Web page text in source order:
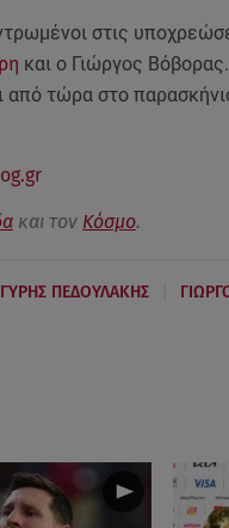
στις
και ο Γιώργος Βόβορας.
τώρα στο παρασκήνιο
και τον Κόσμο.
ΠΕΔΟΥΛΑΚΗΣ